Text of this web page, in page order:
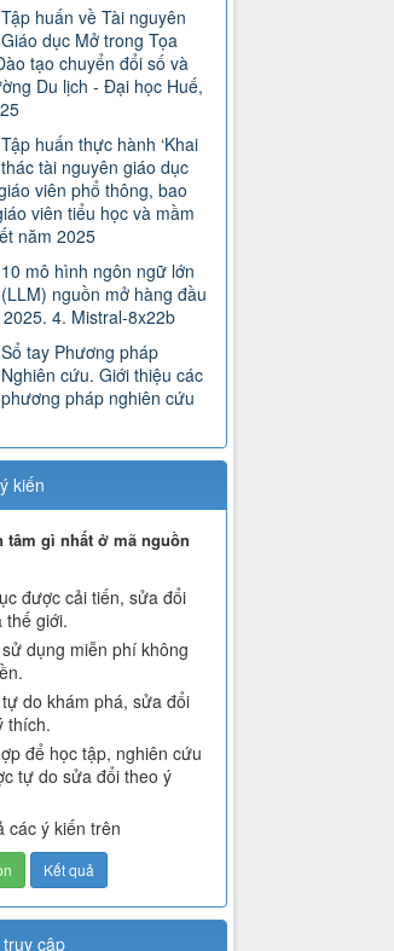
Tập huấn về Tài nguyên
Giáo dục Mở trong Tọa
tạo chuyển đổi số và
Du lịch - Đại học Huế,
Tập huấn thực hành ‘Khai
thác tài nguyên giáo dục
viên phổ thông, bao
viên tiểu học và mầm
năm 2025
10 mô hình ngôn ngữ lớn
(LLM) nguồn mở hàng đầu
4. Mistral-8x22b
Sổ tay Phương pháp
Nghiên cứu. Giới thiệu các
phương pháp nghiên cứu
kiến
tâm gì nhất ở mã nguồn
được cải tiến, sửa đổi
thế giới.
dụng miễn phí không
do khám phá, sửa đổi
thích.
để học tập, nghiên cứu
tự do sửa đổi theo ý
các ý kiến trên
cập